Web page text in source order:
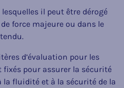
il peut être dérogé
force majeure ou dans le
d’évaluation pour les
pour assurer la sécurité
fluidité et à la sécurité de la